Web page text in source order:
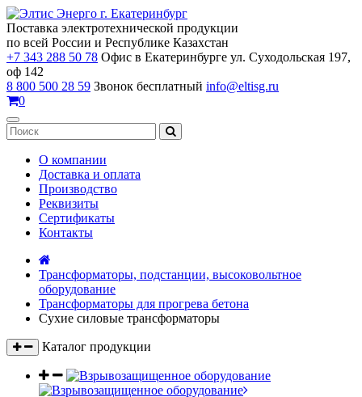
Поставка электротехнической продукции
по всей России и Республике Казахстан
+7 343 288 50 78 Офис в Екатеринбурге ул. Суходольская 197,
оф 142
8 800 500 28 59 Звонок бесплатный info@eltisg.ru
0
О компании
Доставка и оплата
Производство
Реквизиты
Сертификаты
Контакты
Трансформаторы, подстанции, высоковольтное
оборудование
Трансформаторы для прогрева бетона
Сухие силовые трансформаторы
Каталог продукции